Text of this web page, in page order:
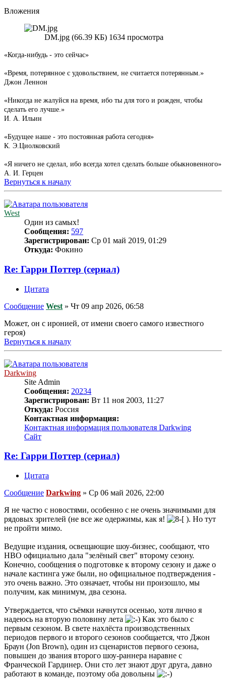
Вложения
DM.jpg (66.39 КБ) 1634 просмотра
«Когда-нибудь - это сейчас»
«Время, потерянное с удовольствием, не считается потерянным.»
Джон Леннон
«Никогда не жалуйся на время, ибо ты для того и рожден, чтобы
сделать его лучше.»
И. А. Ильин
«Будущее наше - это постоянная работа сегодня»
К. Э.Циолковский
«Я ничего не сделал, ибо всегда хотел сделать больше обыкновенного»
А. И. Герцен
Вернуться к началу
West
Один из самых!
Сообщения: 597
Зарегистрирован: Ср 01 май 2019, 01:29
Откуда: Фокино
Re: Гарри Поттер (сериал)
Цитата
Сообщение West » Чт 09 апр 2026, 06:58
Может, он с иронией, от имени своего самого известного
героя)
Вернуться к началу
Darkwing
Site Admin
Сообщения: 20234
Зарегистрирован: Вт 11 ноя 2003, 11:27
Откуда: Россия
Контактная информация:
Контактная информация пользователя Darkwing
Сайт
Re: Гарри Поттер (сериал)
Цитата
Сообщение Darkwing » Ср 06 май 2026, 22:00
Я не частю с новостями, особенно с не очень значимыми для
рядовых зрителей (не все же одержимы, как я!
). Но тут
не пройти мимо.
Ведущие издания, освещающие шоу-бизнес, сообщают, что
HBO официально дала "зелёный свет" второму сезону.
Конечно, сообщения о подготовке к второму сезону и даже о
начале кастинга уже были, но официальное подтверждения -
это очень важно. Это означает, чтобы ни произошло, мы
получим, как минимум, два сезона.
Утверждается, что съёмки начнутся осенью, хотя лично я
надеюсь на вторую половину лета
Как это было с
первым сезоном. В свете нахлёста производственных
периодов первого и второго сезонов сообщается, что Джон
Браун (Jon Brown), один из сценаристов первого сезона,
повышен до звания второго шоу-раннера наравне с
Франческой Гардинер. Они сто лет знают друг друга, давно
работают в команде, поэтому оба довольны